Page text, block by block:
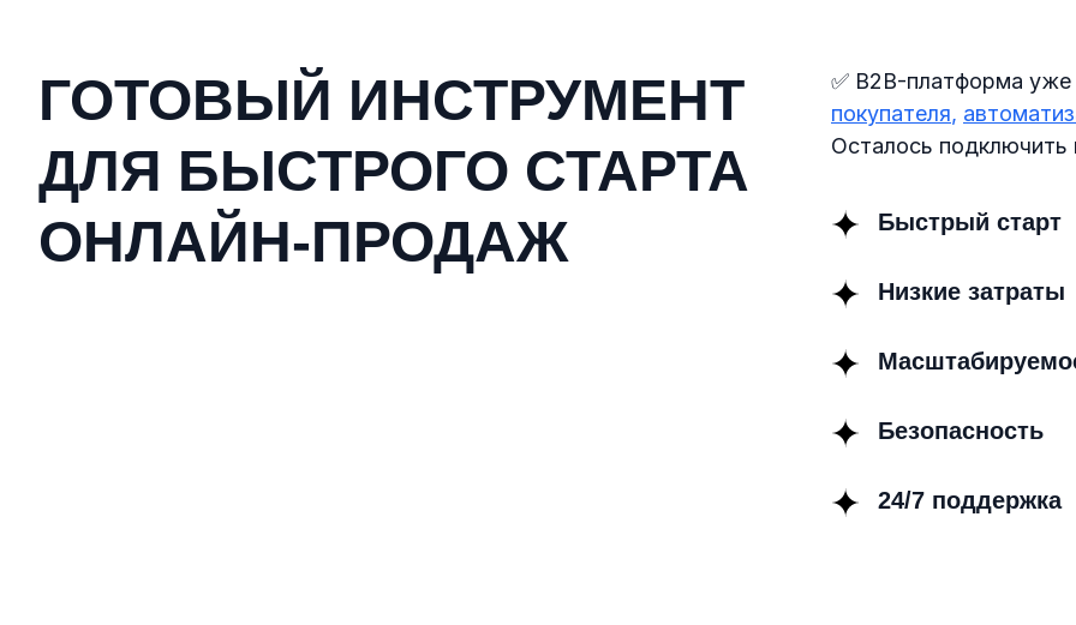
ГОТОВЫЙ ИНСТРУМЕНТ
ДЛЯ БЫСТРОГО СТАРТА
ОНЛАЙН-ПРОДАЖ
✅ B2B-платформа
покупателя,
Осталось подключить
Быстрый старт
Низкие затраты
Безопасность
24/7 поддержка